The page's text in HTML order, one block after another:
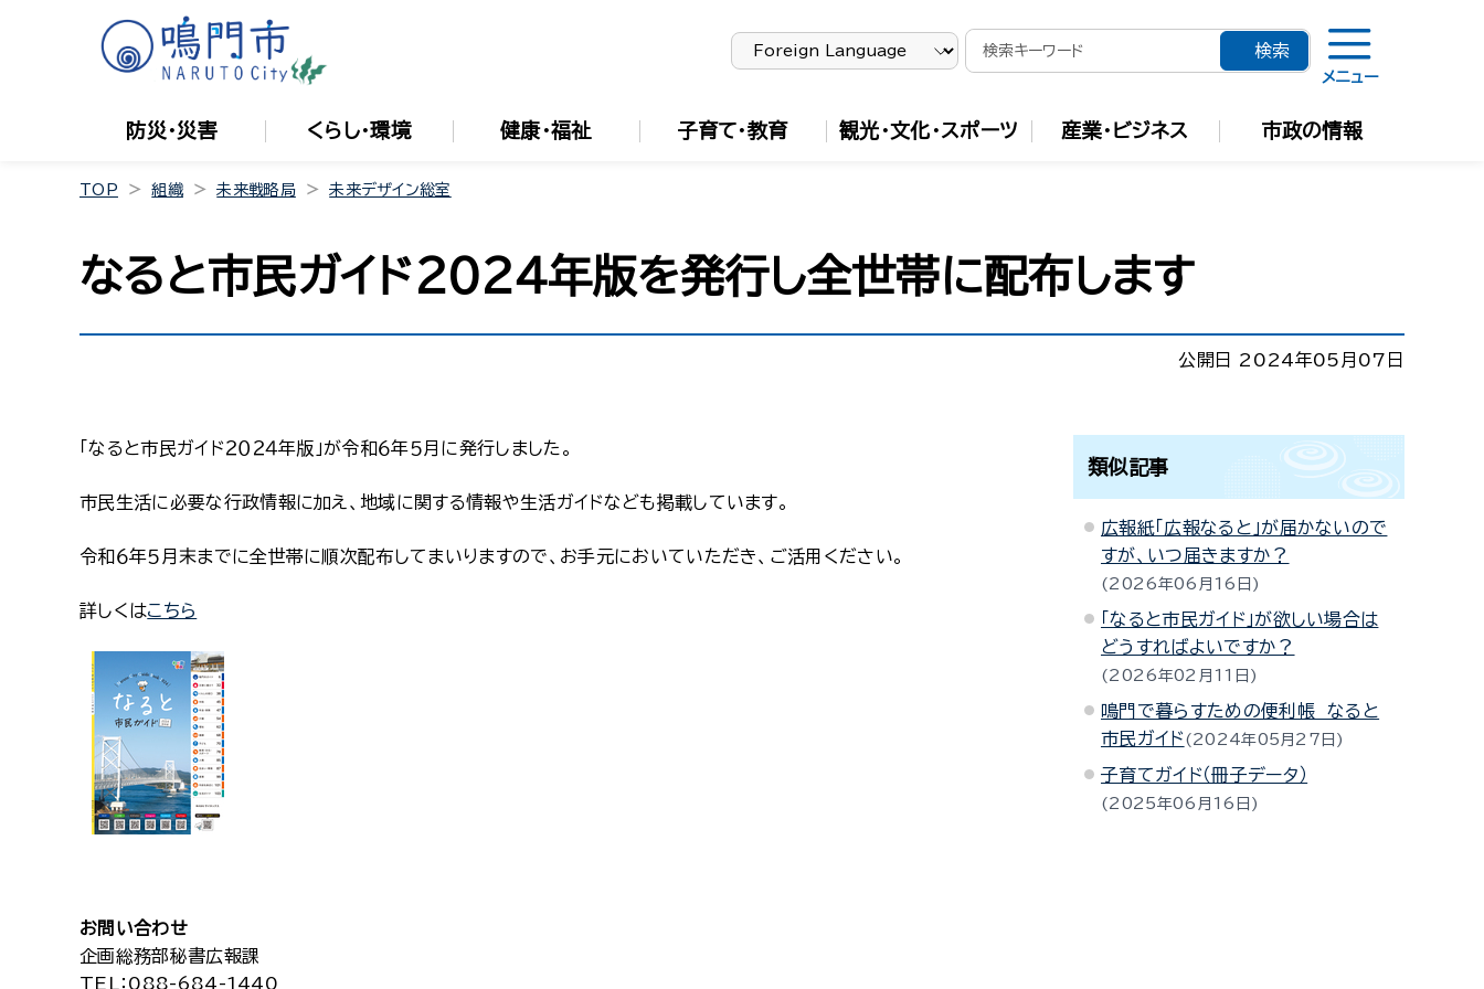
メニュー
防災・災害 くらし・環境 健康・福祉 子育て・教育 観光・文化・スポーツ 産業・ビジネス 市政の情報
TOP 組織 未来戦略局 未来デザイン総室
なると市民ガイド２０２４年版を発行し全世帯に配布します
公開日 2024年05月07日
「なると市民ガイド２０２４年版」が令和６年５月に発行しました。
市民生活に必要な行政情報に加え、地域に関する情報や生活ガイドなども掲載しています。
令和６年５月末までに全世帯に順次配布してまいりますので、お手元においていただき、ご活用ください。
詳しくはこちら
お問い合わせ
企画総務部秘書広報課
TEL
：088-684-1440
類似記事
広報紙「広報なると」が届かないので
すが、いつ届きますか？
2026年06月16日
「なると市民ガイド」が欲しい場合は
どうすればよいですか？
2026年02月11日
鳴門で暮らすための便利帳 なると
市民ガイド
2024年05月27日
子育てガイド（冊子データ）
2025年06月16日